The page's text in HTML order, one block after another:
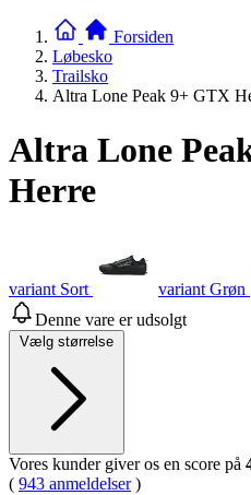
Forsiden
Løbesko
Trailsko
Altra Lone Peak 9+ GTX
Altra Lone
Herre
variant Sort variant Grøn
Denne vare er udsolgt
Vælg størrelse
Vores kunder giver os en score på
( 943 anmeldelser)